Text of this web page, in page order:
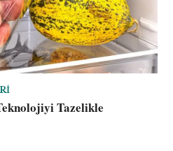
Tazelikle